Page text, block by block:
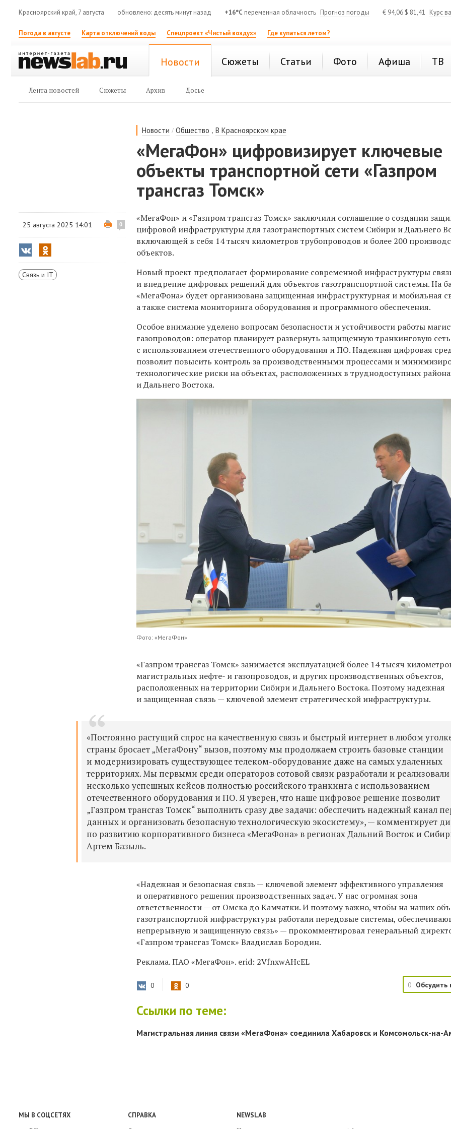
Красноярский край, 7 августа обновлено: десять минут назад +16°C переменная облачность Прогноз погоды € 94,06 $ 81,41 Курс
Погода в августе Карта отключений воды Спецпроект «Чистый воздух» Где купаться летом?
Новости Сюжеты Статьи Фото Афиша ТВ
Лента новостей Сюжеты Архив Досье
Новости /Общество ,В Красноярском крае
«МегаФон» цифровизирует ключевые
объекты транспортной сети «Газпром
трансгаз Томск»
25 августа 2025 14:01 0
Связь и IT
«МегаФон» и «Газпром трансгаз Томск» заключили соглашение о создании
цифровой инфраструктуры для газотранспортных систем Сибири и Дальнего
включающей в себя 14 тысяч километров трубопроводов и более 200
объектов.
Новый проект предполагает формирование современной инфраструктуры
и внедрение цифровых решений для объектов газотранспортной системы. На
«МегаФона» будет организована защищенная инфраструктурная и мобильная
а также система мониторинга оборудования и программного обеспечения.
Особое внимание уделено вопросам безопасности и устойчивости работы
газопроводов: оператор планирует развернуть защищенную транкинговую сеть
с использованием отечественного оборудования и ПО. Надежная цифровая
позволит повысить контроль за производственными процессами и
технологические риски на объектах, расположенных в труднодоступных
и Дальнего Востока.
Фото: «МегаФон»
«Газпром трансгаз Томск» занимается эксплуатацией более 14 тысяч
магистральных нефте- и газопроводов, и других производственных объектов,
расположенных на территории Сибири и Дальнего Востока. Поэтому надежная
и защищенная связь — ключевой элемент стратегической инфраструктуры.
«Постоянно растущий спрос на качественную связь и быстрый интернет в любом
страны бросает „МегаФону“ вызов, поэтому мы продолжаем строить базовые станции
и модернизировать существующее телеком-оборудование даже на самых удаленных
территориях. Мы первыми среди операторов сотовой связи разработали и реализовали
несколько успешных кейсов полностью российского транкинга с использованием
отечественного оборудования и ПО. Я уверен, что наше цифровое решение позволит
„Газпром трансгаз Томск“ выполнить сразу две задачи: обеспечить надежный канал
данных и организовать безопасную технологическую экосистему», — комментирует
по развитию корпоративного бизнеса «МегаФона» в регионах Дальний Восток и
Артем Базыль.
«Надежная и безопасная связь — ключевой элемент эффективного управления
и оперативного решения производственных задач. У нас огромная зона
ответственности — от Омска до Камчатки. И поэтому важно, чтобы на наших
газотранспортной инфраструктуры работали передовые системы,
непрерывную и защищенную связь» — прокомментировал генеральный
«Газпром трансгаз Томск» Владислав Бородин.
Реклама. ПАО «МегаФон». erid: 2VfnxwAHcEL
0 0 0 Обсудить
Ссылки по теме:
Магистральная линия связи «МегаФона» соединила Хабаровск и Комсомольск-на-
МЫ В СОЦСЕТЯХ СПРАВКА NEWSLAB